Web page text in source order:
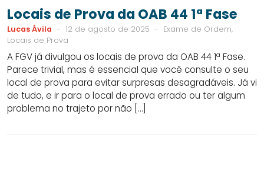
Locais de Prova da OAB 44 1ª Fase
Lucas Ávila - 12 de agosto de 2025 - Exame de Ordem,
Locais de Prova
A FGV já divulgou os locais de prova da OAB 44 1ª Fase.
Parece trivial, mas é essencial que você consulte o seu
local de prova para evitar surpresas desagradáveis. Já vi
de tudo, e ir para o local de prova errado ou ter algum
problema no trajeto por não […]